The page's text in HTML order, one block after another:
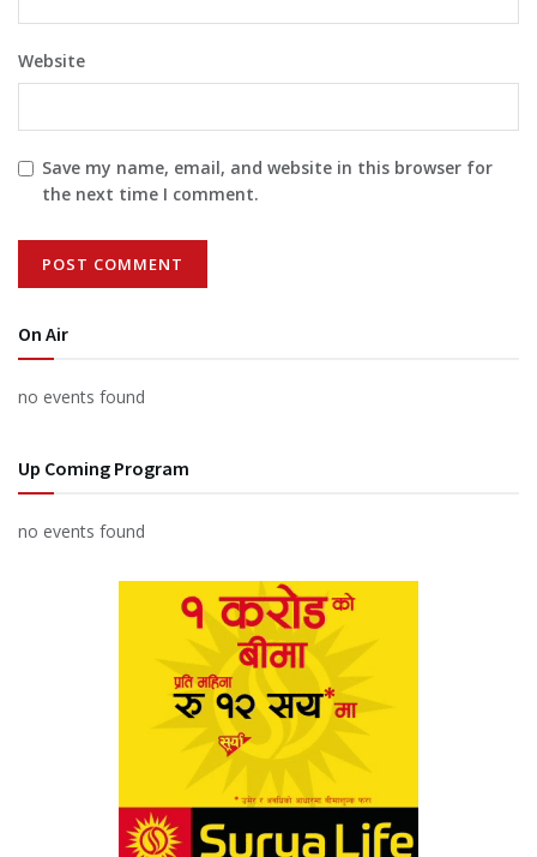
Website
Save my name, email, and website in this browser for
the next time I comment.
On Air
no events found
Up Coming Program
no events found